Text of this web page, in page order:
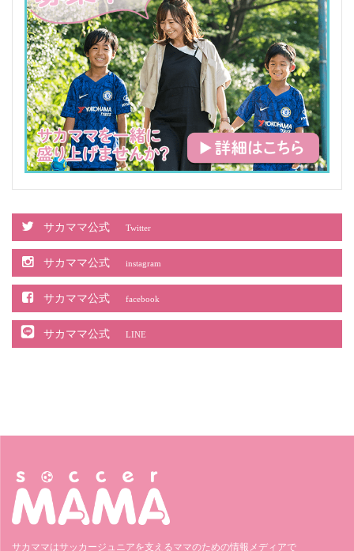
サカママ公式 Twitter
サカママ公式 instagram
サカママ公式 facebook
サカママ公式 LINE
サカママはサッカージュニアを支えるママのための情報メディアで